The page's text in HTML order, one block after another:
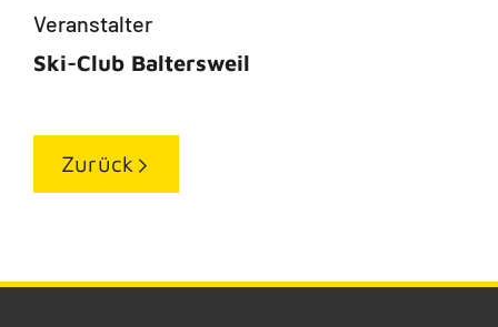
Veranstalter
Ski-Club Baltersweil
Zurück